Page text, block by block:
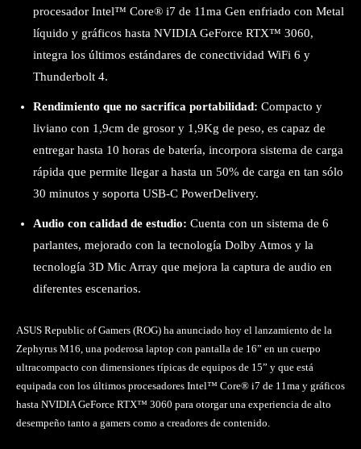
procesador Intel™ Core® i7 de 11ma Gen enfriado con Metal
líquido y gráficos hasta NVIDIA GeForce RTX™ 3060,
integra los últimos estándares de conectividad WiFi 6 y
Thunderbolt 4.
Rendimiento que no sacrifica portabilidad: Compacto y
liviano con 1,9cm de grosor y 1,9Kg de peso, es capaz de
entregar hasta 10 horas de batería, incorpora sistema de carga
rápida que permite llegar a hasta un 50% de carga en tan sólo
30 minutos y soporta USB-C PowerDelivery.
Audio con calidad de estudio: Cuenta con un sistema de 6
parlantes, mejorado con la tecnología Dolby Atmos y la
tecnología 3D Mic Array que mejora la captura de audio en
diferentes escenarios.
ASUS Republic of Gamers (ROG) ha anunciado hoy el lanzamiento de la
Zephyrus M16, una poderosa laptop con pantalla de 16” en un cuerpo
ultracompacto con dimensiones típicas de equipos de 15” y que está
equipada con los últimos procesadores Intel™ Core® i7 de 11ma y gráficos
hasta NVIDIA GeForce RTX™ 3060 para otorgar una experiencia de alto
desempeño tanto a gamers como a creadores de contenido.